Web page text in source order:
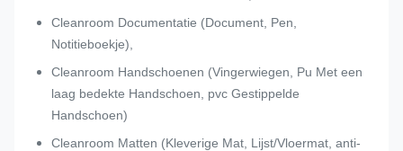
Cleanroom Documentatie (Document, Pen,
Notitieboekje),
Cleanroom Handschoenen (Vingerwiegen, Pu Met een
laag bedekte Handschoen, pvc Gestippelde
Handschoen)
Cleanroom Matten (Kleverige Mat, Lijst/Vloermat, anti-